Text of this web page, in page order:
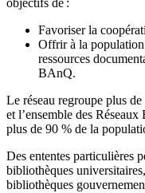
Favoriser la
Offrir à la population
ressources
BAnQ.
Le réseau regroupe plus de
et l’ensemble des Réseaux
plus de 90 % de la
Des ententes particulières
bibliothèques
bibliothèques